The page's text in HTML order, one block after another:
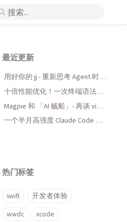
最近更新
用好你的 jj - 重新思考 Agent 时代
的版本控制
十倍性能优化！一次终端语法高
亮库的 AI 折腾与收获
Magpie 和 「AI 贼船」- 再谈 vibe
coding，当代码变得廉价时...
一个半月高强度 Claude Code 使
热门标签
swift 开发者体验
wwdc xcode